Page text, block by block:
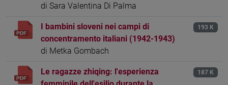
di Sara Valentina Di Palma
I bambini sloveni nei campi di
concentramento italiani (1942-1943)
di Metka Gombach
193 K
Le ragazze zhiqing: l'esperienza
187 K